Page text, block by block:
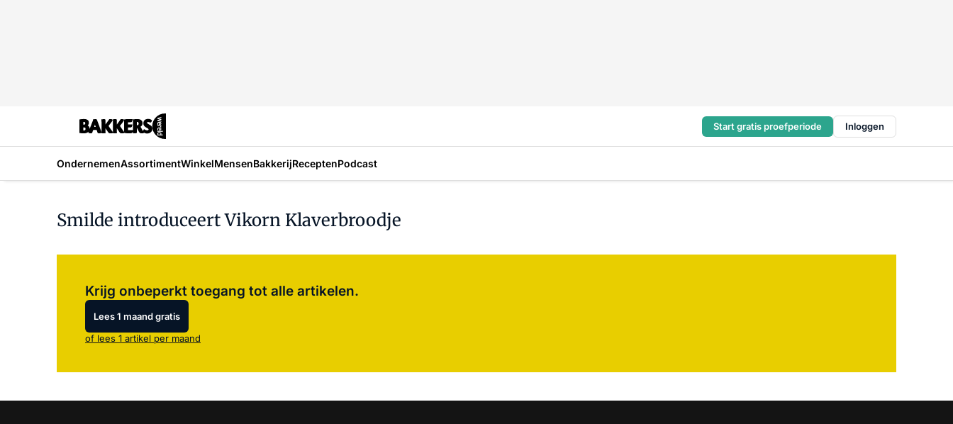
Start gratis proefperiode Inloggen
OndernemenAssortimentWinkelMensenBakkerijReceptenPodcast
Smilde introduceert Vikorn Klaverbroodje
Krijg onbeperkt toegang tot alle artikelen.
Lees 1 maand gratis
of lees 1 artikel per maand